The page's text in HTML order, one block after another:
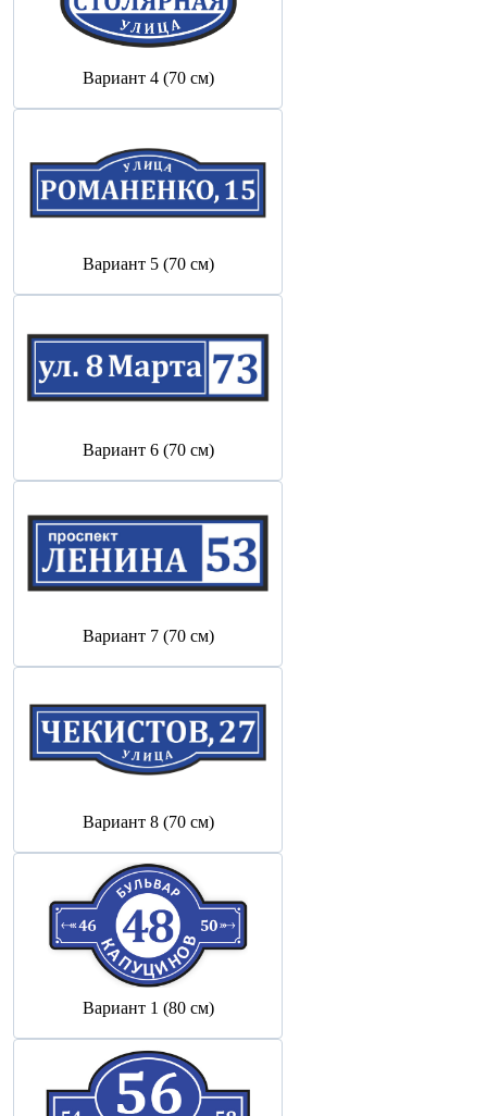
Вариант 4 (70 см)
Вариант 5 (70 см)
Вариант 6 (70 см)
Вариант 7 (70 см)
Вариант 8 (70 см)
Вариант 1 (80 см)